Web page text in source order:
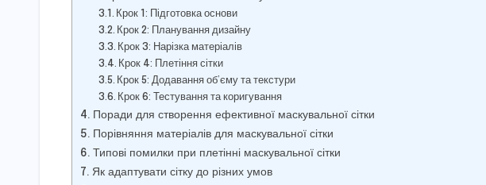
Крок 1: Підготовка основи
Крок 2: Планування дизайну
Крок 3: Нарізка матеріалів
Крок 4: Плетіння сітки
Крок 5: Додавання об’єму та текстури
Крок 6: Тестування та коригування
Поради для створення ефективної маскувальної сітки
Порівняння матеріалів для маскувальної сітки
Типові помилки при плетінні маскувальної сітки
Як адаптувати сітку до різних умов